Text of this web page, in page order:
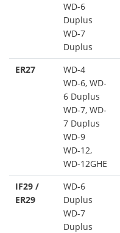
WD-6
Duplus
WD-7
Duplus
ER27
WD-4
WD-6, WD-
6 Duplus
WD-7, WD-
7 Duplus
WD-9
WD-12,
WD-12GHE
IF29 /
ER29
WD-6
Duplus
WD-7
Duplus